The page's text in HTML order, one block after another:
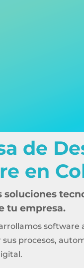
de
Crecer
a la
de
en
soluciones
tu empresa.
software
procesos,